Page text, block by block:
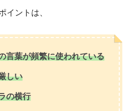
イントは、
言葉が頻繁に使われている
しい
の横行